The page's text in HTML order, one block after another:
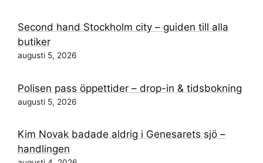
Second hand Stockholm city – guiden till alla
butiker
augusti 5, 2026
Polisen pass öppettider – drop-in & tidsbokning
augusti 5, 2026
Kim Novak badade aldrig i Genesarets sjö –
handlingen